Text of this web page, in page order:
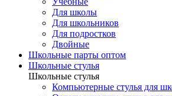
Для школы
Для школьников
Для подростков
Двойные
Школьные парты оптом
Школьные стулья
Школьные стулья
Компьютерные стулья для